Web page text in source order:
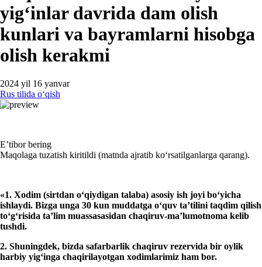
yigʻinlar davrida dam olish
kunlari va bayramlarni hisobga
olish kerakmi
2024 yil 16 yanvar
Rus tilida oʻqish
E’tibor bering
Maqolaga tuzatish kiritildi (matnda ajratib koʻrsatilganlarga qarang).
«1. Xodim (sirtdan oʻqiydigan talaba) asosiy ish joyi boʻyicha
ishlaydi. Bizga unga 30 kun muddatga oʻquv ta’tilini taqdim qilish
toʻgʻrisida ta’lim muassasasidan chaqiruv-ma’lumotnoma kelib
tushdi.
2. Shuningdek, bizda safarbarlik chaqiruv rezervida bir oylik
harbiy yigʻinga chaqirilayotgan хodimlarimiz ham bor.